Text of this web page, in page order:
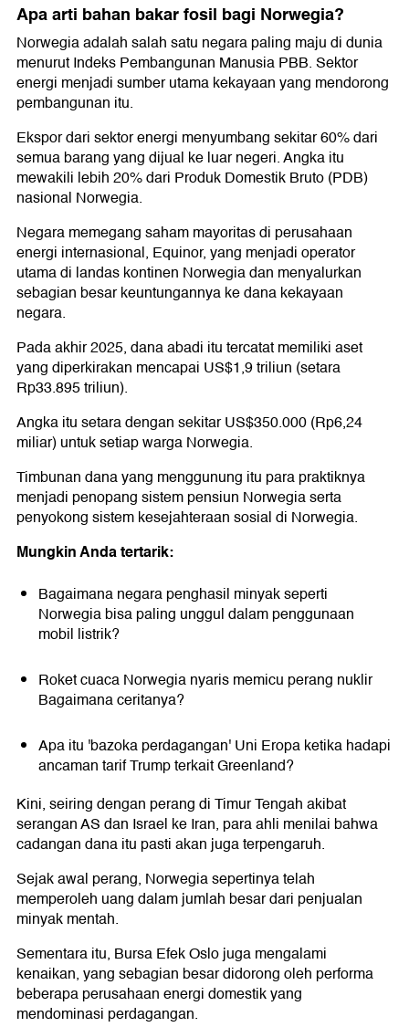
Apa arti bahan bakar fosil bagi Norwegia?
Norwegia adalah salah satu negara paling maju di dunia
menurut Indeks Pembangunan Manusia PBB. Sektor
energi menjadi sumber utama kekayaan yang mendorong
pembangunan itu.
Ekspor dari sektor energi menyumbang sekitar 60% dari
semua barang yang dijual ke luar negeri. Angka itu
mewakili lebih 20% dari Produk Domestik Bruto (PDB)
nasional Norwegia.
Negara memegang saham mayoritas di perusahaan
energi internasional, Equinor, yang menjadi operator
utama di landas kontinen Norwegia dan menyalurkan
sebagian besar keuntungannya ke dana kekayaan
negara.
Pada akhir 2025, dana abadi itu tercatat memiliki aset
yang diperkirakan mencapai US$1,9 triliun (setara
Rp33.895 triliun).
Angka itu setara dengan sekitar US$350.000 (Rp6,24
miliar) untuk setiap warga Norwegia.
Timbunan dana yang menggunung itu para praktiknya
menjadi penopang sistem pensiun Norwegia serta
penyokong sistem kesejahteraan sosial di Norwegia.
Mungkin Anda tertarik:
Bagaimana negara penghasil minyak seperti
Norwegia bisa paling unggul dalam penggunaan
mobil listrik?
Roket cuaca Norwegia nyaris memicu perang nuklir
Bagaimana ceritanya?
Apa itu 'bazoka perdagangan' Uni Eropa ketika hadapi
ancaman tarif Trump terkait Greenland?
Kini, seiring dengan perang di Timur Tengah akibat
serangan AS dan Israel ke Iran, para ahli menilai bahwa
cadangan dana itu pasti akan juga terpengaruh.
Sejak awal perang, Norwegia sepertinya telah
memperoleh uang dalam jumlah besar dari penjualan
minyak mentah.
Sementara itu, Bursa Efek Oslo juga mengalami
kenaikan, yang sebagian besar didorong oleh performa
beberapa perusahaan energi domestik yang
mendominasi perdagangan.